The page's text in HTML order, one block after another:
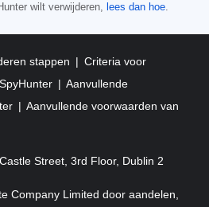
wilt verwijderen, lees dan hoe.
stappen
Criteria voor
Aanvullende
Aanvullende voorwaarden van
Street, 3rd Floor, Dublin 2
Company Limited door aandelen,